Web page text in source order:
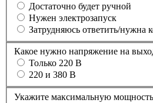
Достаточно будет ручной
Нужен электрозапуск
Затрудняюсь ответить/нужна
Какое нужно напряжение на
Только 220 В
220 и 380 В
Укажите максимальную